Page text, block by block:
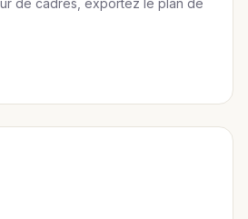
de cadres, exportez le plan de